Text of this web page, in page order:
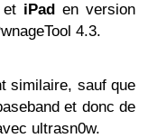
et iPad en version
4.3.
similaire, sauf que
et donc de
ultrasn0w.